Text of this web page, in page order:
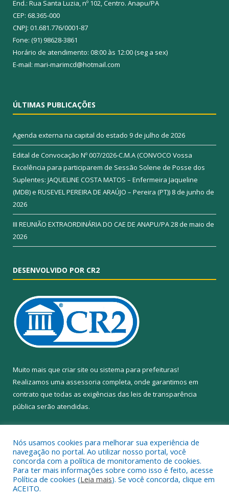
End.: Rua Santa Luzia, nº 102, Centro. Anapu/PA
CEP: 68.365-000
CNPJ: 01.681.776/0001-87
Fone: (91) 98628-3861
Horário de atendimento: 08:00 às 12:00 (seg a sex)
E-mail: mari-marimcd@hotmail.com
ÚLTIMAS PUBLICAÇÕES
Agenda externa na capital do estado 9 de julho de 2026
Edital de Convocação Nº 007/2026-C.M.A (CONVOCO Vossa
Excelência para participarem de Sessão Solene de Posse dos
Suplentes: JAQUELINE COSTA MATOS – Enfermeira Jaqueline
(MDB) e RUSEVEL PEREIRA DE ARAÚJO – Pereira (PT)) 8 de junho de
2026
III REUNIÃO EXTRAORDINÁRIA DO CAE DE ANAPU/PA28 de maio de
2026
DESENVOLVIDO POR CR2
Muito mais que criar site ou sistema para prefeituras!
Realizamos uma assessoria completa, onde garantimos em
contrato que todas as exigências das leis de transparência
pública serão atendidas.
Todos os direitos reservados a Câmara Municipal de Anapu.
Nós usamos cookies para melhorar sua experiência de
navegação no portal. Ao utilizar nosso portal, você
concorda com a política de monitoramento de cookies.
Para ter mais informações sobre como isso é feito, acesse
Política de cookies (Leia mais). Se você concorda, clique em
ACEITO.